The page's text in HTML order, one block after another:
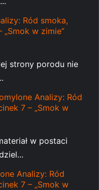
Ród smoka,
„Smok w zimie”
strony porodu nie
Analizy: Ród
7 – „Smok w
w postaci
Analizy: Ród
7 – „Smok w